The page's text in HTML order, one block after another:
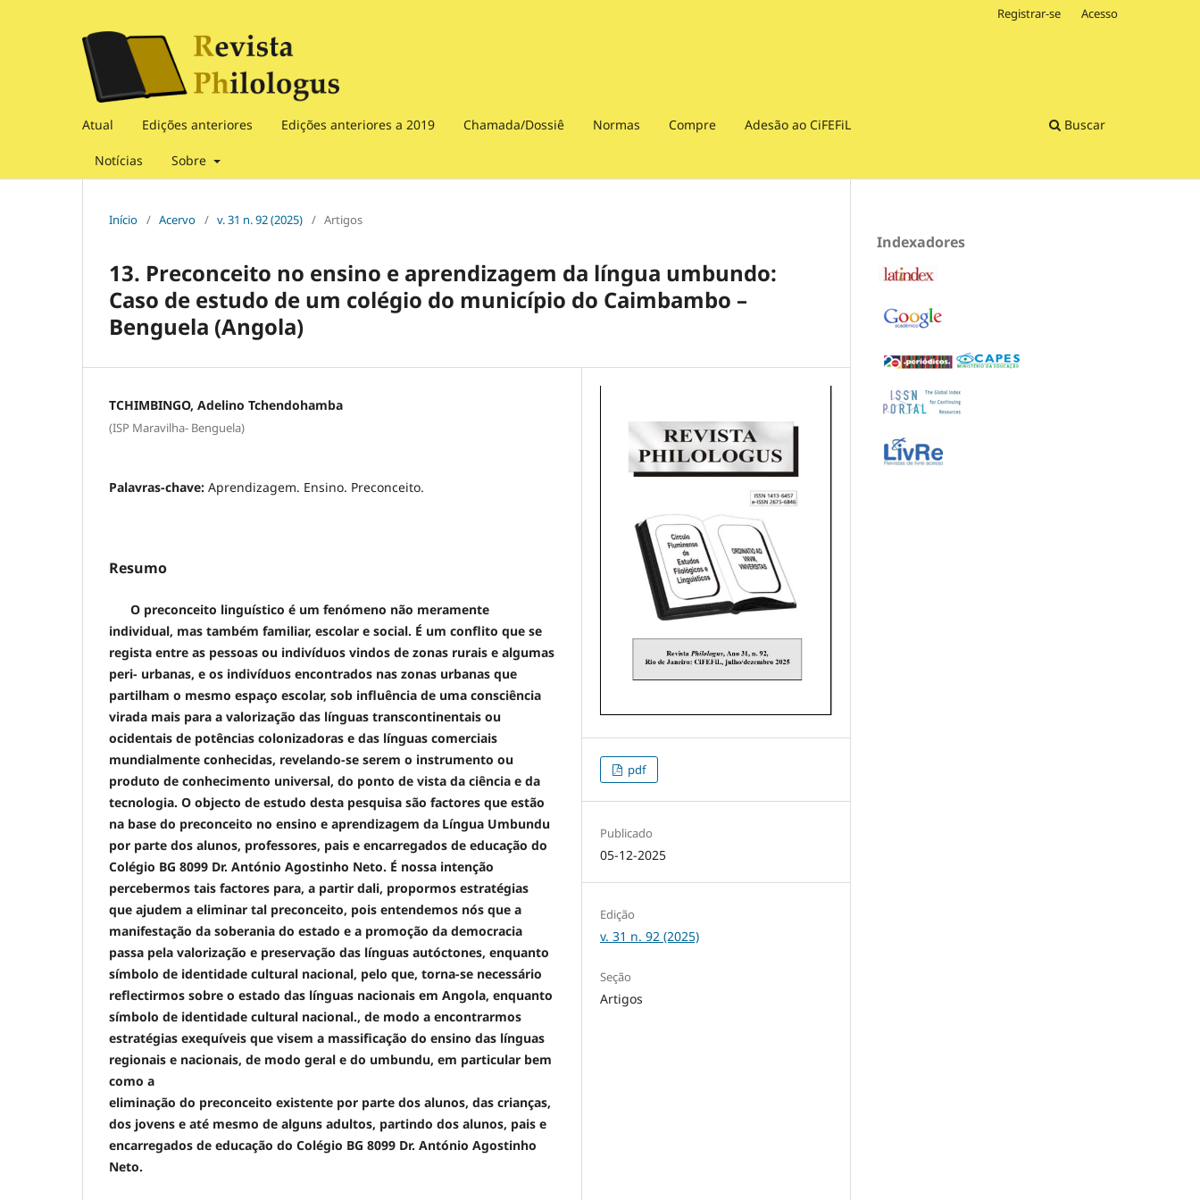
Atual Edições anteriores Edições anteriores a 2019 Chamada/Dossiê Normas Compre Adesão ao CiFEFiL
Notícias Sobre
Buscar
Registrar-se Acesso
Início / Acervo / v. 31 n. 92 (2025) / Artigos
13. Preconceito no ensino e aprendizagem da língua umbundo:
Caso de estudo de um colégio do município do Caimbambo –
Benguela (Angola)
TCHIMBINGO, Adelino Tchendohamba
(ISP Maravilha- Benguela)
Palavras-chave: Aprendizagem. Ensino. Preconceito.
Resumo
O preconceito linguístico é um fenómeno não meramente
individual, mas também familiar, escolar e social. É um conflito que se
regista entre as pessoas ou indivíduos vindos de zonas rurais e algumas
peri- urbanas, e os indivíduos encontrados nas zonas urbanas que
partilham o mesmo espaço escolar, sob influência de uma consciência
virada mais para a valorização das línguas transcontinentais ou
ocidentais de potências colonizadoras e das línguas comerciais
mundialmente conhecidas, revelando-se serem o instrumento ou
produto de conhecimento universal, do ponto de vista da ciência e da
tecnologia. O objecto de estudo desta pesquisa são factores que estão
na base do preconceito no ensino e aprendizagem da Língua Umbundu
por parte dos alunos, professores, pais e encarregados de educação do
Colégio BG 8099 Dr. António Agostinho Neto. É nossa intenção
percebermos tais factores para, a partir dali, propormos estratégias
que ajudem a eliminar tal preconceito, pois entendemos nós que a
manifestação da soberania do estado e a promoção da democracia
passa pela valorização e preservação das línguas autóctones, enquanto
símbolo de identidade cultural nacional, pelo que, torna-se necessário
reflectirmos sobre o estado das línguas nacionais em Angola, enquanto
símbolo de identidade cultural nacional., de modo a encontrarmos
estratégias exequíveis que visem a massificação do ensino das línguas
regionais e nacionais, de modo geral e do umbundu, em particular bem
como a
eliminação do preconceito existente por parte dos alunos, das crianças,
dos jovens e até mesmo de alguns adultos, partindo dos alunos, pais e
encarregados de educação do Colégio BG 8099 Dr. António Agostinho
Neto.
pdf
Publicado
05-12-2025
Edição
v. 31 n. 92 (2025)
Seção
Artigos
Indexadores